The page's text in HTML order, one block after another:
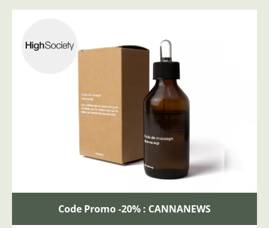
Code Promo -20% : CANNANEWS